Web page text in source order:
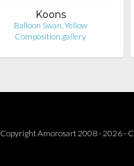
Koons
Balloon Swan, Yellow
Composition.gallery
Copyright Amorosart 2008 - 2026 -